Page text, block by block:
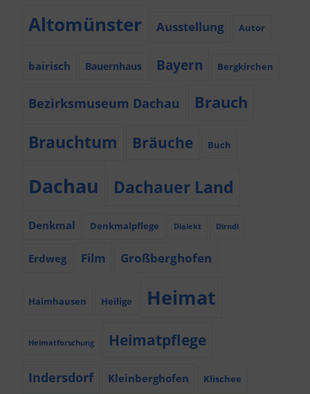
Altomünster Ausstellung Autor
bairisch Bauernhaus Bayern Bergkirchen
Bezirksmuseum Dachau Brauch
Brauchtum Bräuche Buch
Dachau Dachauer Land
Denkmal Denkmalpflege Dialekt Dirndl
Erdweg Film Großberghofen
Haimhausen Heilige Heimat
Heimatforschung Heimatpflege
Indersdorf Kleinberghofen Klischee